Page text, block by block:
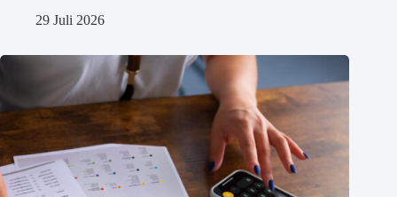
29 Juli 2026